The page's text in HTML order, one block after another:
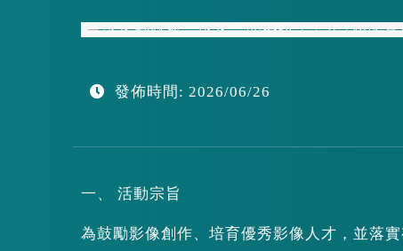
容
區
發佈時間: 2026/06/26
一、 活動宗旨
為鼓勵影像創作、培育優秀影像人才，並落